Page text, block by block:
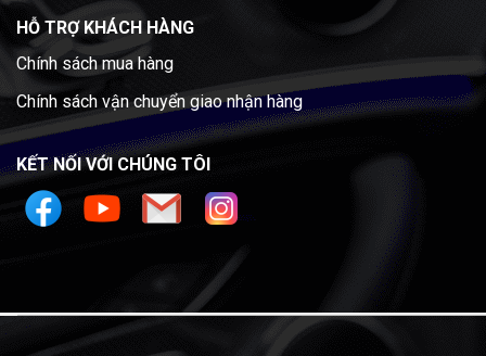
HỖ TRỢ KHÁCH HÀNG
Chính sách mua hàng
Chính sách vận chuyển giao nhận hàng
KẾT NỐI VỚI CHÚNG TÔI